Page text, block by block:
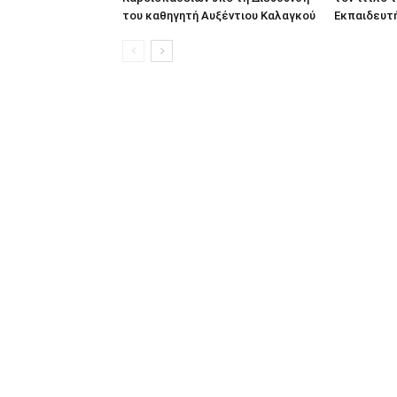
του καθηγητή Αυξέντιου Καλαγκού